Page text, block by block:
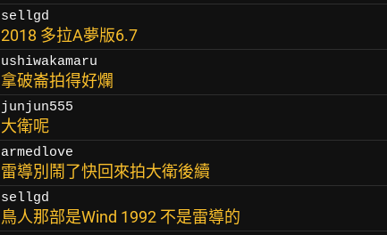
sellgd
2018 多拉A夢版6.7
ushiwakamaru
拿破崙拍得好爛
junjun555
大衛呢
armedlove
雷導別鬧了快回來拍大衛後續
sellgd
鳥人那部是Wind 1992 不是雷導的